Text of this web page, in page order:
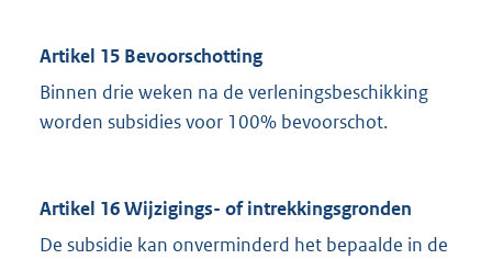
Artikel 15 Bevoorschotting
Binnen drie weken na de verleningsbeschikking
worden subsidies voor 100% bevoorschot.
Artikel 16 Wijzigings- of intrekkingsgronden
De subsidie kan onverminderd het bepaalde in de